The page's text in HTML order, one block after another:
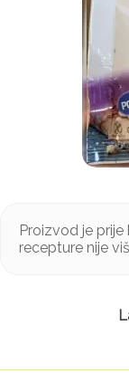
Proizvod je
recepture nije